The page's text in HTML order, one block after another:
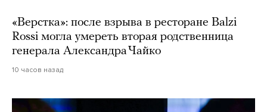
«Верстка»: после взрыва в ресторане Balzi
Rossi могла умереть вторая родственница
генерала Александра Чайко
10 часов назад